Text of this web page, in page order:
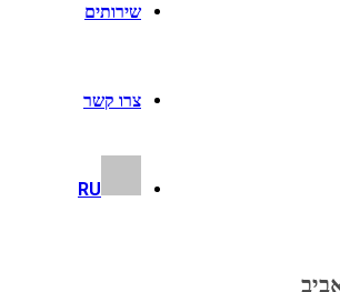
שירותים
צרו קשר
RU